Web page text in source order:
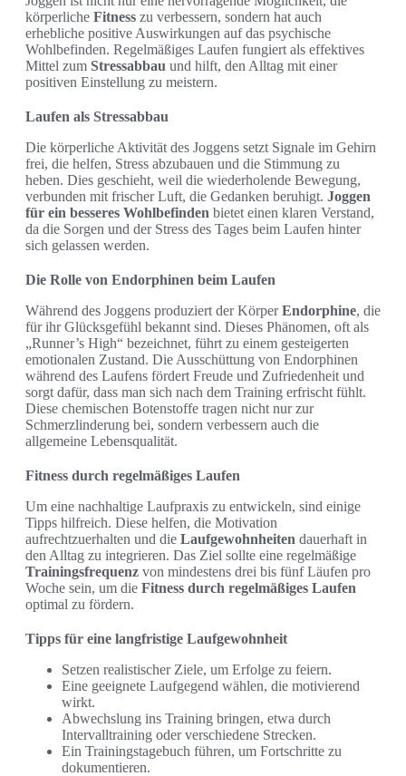
körperliche Fitness zu verbessern, sondern hat auch
erhebliche positive Auswirkungen auf das psychische
Wohlbefinden. Regelmäßiges Laufen fungiert als effektives
Mittel zum Stressabbau und hilft, den Alltag mit einer
positiven Einstellung zu meistern.
Laufen als Stressabbau
Die körperliche Aktivität des Joggens setzt Signale im Gehirn
frei, die helfen, Stress abzubauen und die Stimmung zu
heben. Dies geschieht, weil die wiederholende Bewegung,
verbunden mit frischer Luft, die Gedanken beruhigt. Joggen
für ein besseres Wohlbefinden bietet einen klaren Verstand,
da die Sorgen und der Stress des Tages beim Laufen hinter
sich gelassen werden.
Die Rolle von Endorphinen beim Laufen
Während des Joggens produziert der KörperEndorphine, die
für ihr Glücksgefühl bekannt sind. Dieses Phänomen, oft als
„Runner’s High“ bezeichnet, führt zu einem gesteigerten
emotionalen Zustand. Die Ausschüttung von Endorphinen
während des Laufens fördert Freude und Zufriedenheit und
sorgt dafür, dass man sich nach dem Training erfrischt fühlt.
Diese chemischen Botenstoffe tragen nicht nur zur
Schmerzlinderung bei, sondern verbessern auch die
allgemeine Lebensqualität.
Fitness durch regelmäßiges Laufen
Um eine nachhaltige Laufpraxis zu entwickeln, sind einige
Tipps hilfreich. Diese helfen, die Motivation
aufrechtzuerhalten und die Laufgewohnheiten dauerhaft in
den Alltag zu integrieren. Das Ziel sollte eine regelmäßige
Trainingsfrequenz von mindestens drei bis fünf Läufen pro
Woche sein, um die Fitness durch regelmäßiges Laufen
optimal zu fördern.
Tipps für eine langfristige Laufgewohnheit
Setzen realistischer Ziele, um Erfolge zu feiern.
Eine geeignete Laufgegend wählen, die motivierend
wirkt.
Abwechslung ins Training bringen, etwa durch
Intervalltraining oder verschiedene Strecken.
Ein Trainingstagebuch führen, um Fortschritte zu
dokumentieren.